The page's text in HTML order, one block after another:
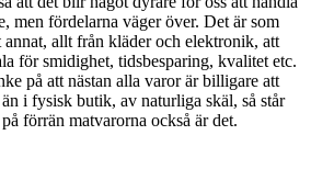
men fördelarna väger över. Det är som
annat, allt från kläder och elektronik, att
för smidighet, tidsbesparing, kvalitet etc.
på att nästan alla varor är billigare att
i fysisk butik, av naturliga skäl, så står
förrän matvarorna också är det.